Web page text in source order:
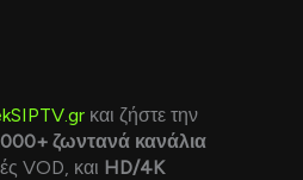
και ζήστε την
ζωντανά κανάλια
VOD, και HD/4K